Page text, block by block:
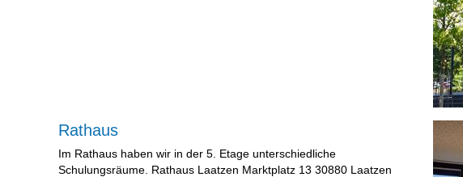
Rathaus
Im Rathaus haben wir in der 5. Etage unterschiedliche
Schulungsräume. Rathaus Laatzen Marktplatz 13 30880 Laatzen